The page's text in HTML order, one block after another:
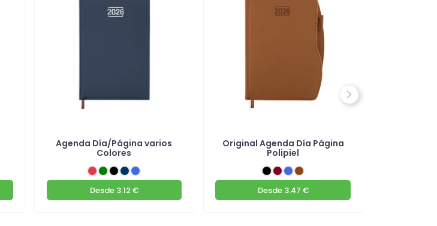
Agenda Día/Página varios
Colores
Desde3.12 €
Original Agenda Día Página
Polipiel
Desde3.47 €
Next